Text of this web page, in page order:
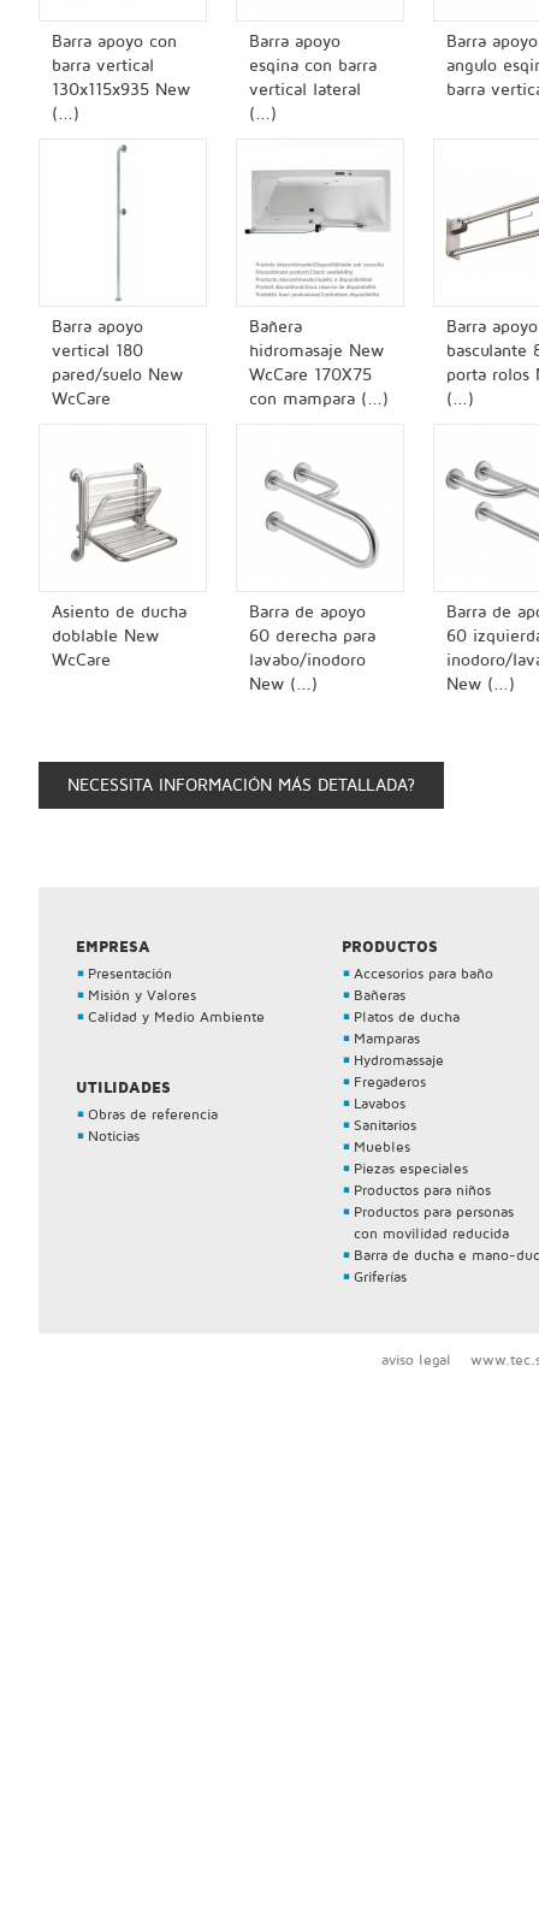
Barra apoyo con
barra vertical
130x115x935 New
(...)
Barra apoyo
esqina con barra
vertical lateral
(...)
Barra apoyo
angulo
barra
Barra apoyo
vertical 180
pared/suelo New
WcCare
Bañera
hidromasaje New
WcCare 170X75
con mampara (...)
Barra apoyo
basculante
porta rolos
(...)
Asiento de ducha
doblable New
WcCare
Barra de apoyo
60 derecha para
lavabo/inodoro
New (...)
Barra de
60
inodoro/
New (...)
NECESSITA INFORMACIÓN MÁS DETALLADA?
EMPRESA
Presentación
Misión y Valores
Calidad y Medio Ambiente
UTILIDADES
Obras de referencia
Noticias
PRODUCTOS
Accesorios para baño
Bañeras
Platos de ducha
Mamparas
Hydromassaje
Fregaderos
Lavabos
Sanitarios
Muebles
Piezas especiales
Productos para niños
Productos para personas
con movilidad reducida
Barra de ducha e mano-
Griferías
aviso legal